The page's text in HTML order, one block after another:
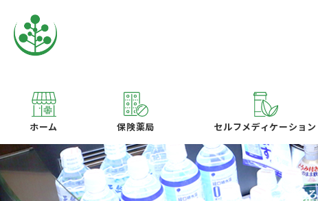
ホーム 保険薬局 セルフメディケーション